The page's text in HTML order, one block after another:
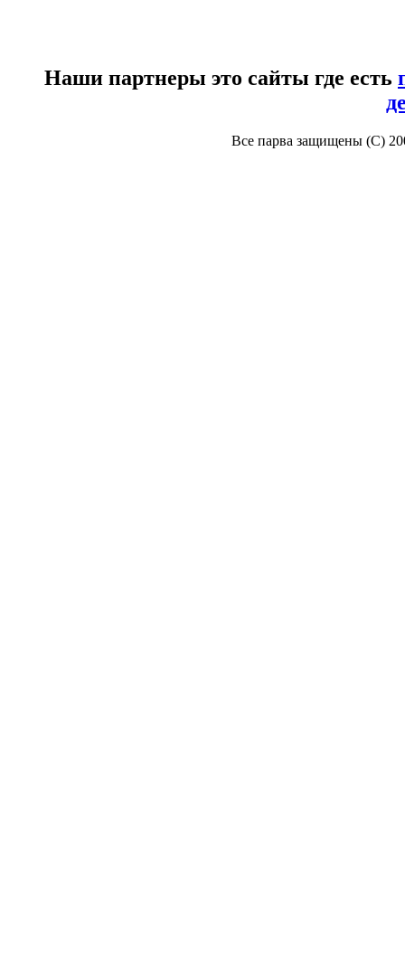
Наши партнеры это сайты где есть
Все парва защищены (С)